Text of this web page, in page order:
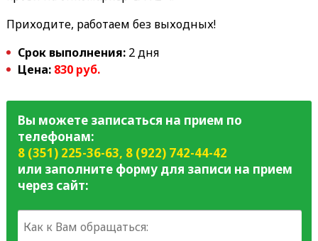
Приходите, работаем без выходных!
Срок выполнения:2 дня
Цена: 830 руб.
Вы можете записаться на прием по
телефонам:
8 (351) 225-36-63, 8 (922) 742-44-42
или заполните форму для записи на прием
через сайт: